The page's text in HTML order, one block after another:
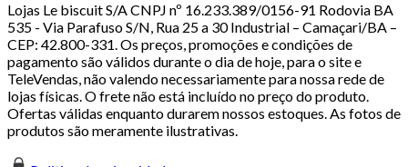
Lojas Le biscuit S/A CNPJ nº 16.233.389/0156-91 Rodovia BA
535 - Via Parafuso S/N, Rua 25 a 30 Industrial – Camaçari/BA –
CEP: 42.800-331. Os preços, promoções e condições de
pagamento são válidos durante o dia de hoje, para o site e
TeleVendas, não valendo necessariamente para nossa rede de
lojas físicas. O frete não está incluído no preço do produto.
Ofertas válidas enquanto durarem nossos estoques. As fotos de
produtos são meramente ilustrativas.